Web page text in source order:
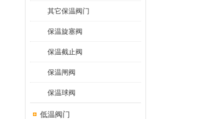
其它保温阀门
保温旋塞阀
保温截止阀
保温闸阀
保温球阀
低温阀门